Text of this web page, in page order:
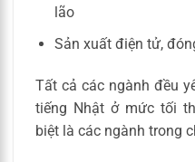
lão
Sản xuất điện tử,
Tất cả các ngành đều
tiếng Nhật ở mức tối
biệt là các ngành trong